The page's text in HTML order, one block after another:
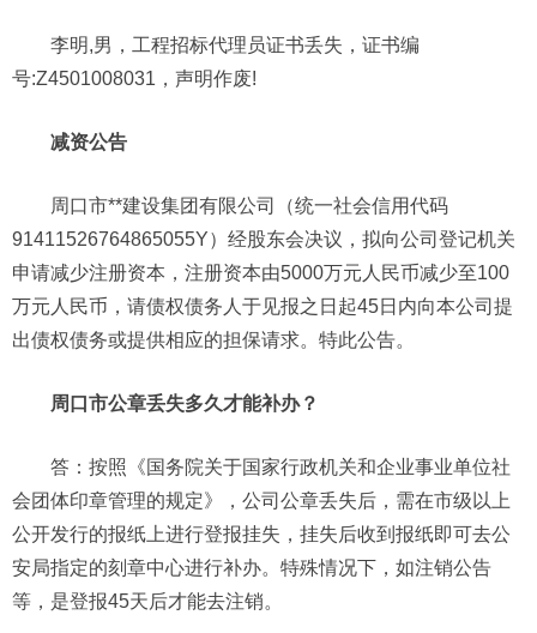
李明,男，工程招标代理员证书丢失，证书编
号:Z4501008031，声明作废!
减资公告
周口市**建设集团有限公司（统一社会信用代码
91411526764865055Y）经股东会决议，拟向公司登记机关
申请减少注册资本，注册资本由5000万元人民币减少至100
万元人民币，请债权债务人于见报之日起45日内向本公司提
出债权债务或提供相应的担保请求。特此公告。
周口市公章丢失多久才能补办？
答：按照《国务院关于国家行政机关和企业事业单位社
会团体印章管理的规定》，公司公章丢失后，需在市级以上
公开发行的报纸上进行登报挂失，挂失后收到报纸即可去公
安局指定的刻章中心进行补办。特殊情况下，如注销公告
等，是登报45天后才能去注销。